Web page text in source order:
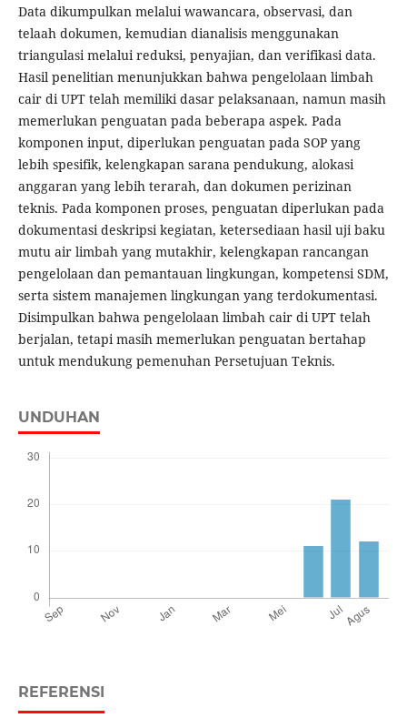
Data dikumpulkan melalui wawancara, observasi, dan
telaah dokumen, kemudian dianalisis menggunakan
triangulasi melalui reduksi, penyajian, dan verifikasi data.
Hasil penelitian menunjukkan bahwa pengelolaan limbah
cair di UPT telah memiliki dasar pelaksanaan, namun masih
memerlukan penguatan pada beberapa aspek. Pada
komponen input, diperlukan penguatan pada SOP yang
lebih spesifik, kelengkapan sarana pendukung, alokasi
anggaran yang lebih terarah, dan dokumen perizinan
teknis. Pada komponen proses, penguatan diperlukan pada
dokumentasi deskripsi kegiatan, ketersediaan hasil uji baku
mutu air limbah yang mutakhir, kelengkapan rancangan
pengelolaan dan pemantauan lingkungan, kompetensi SDM,
serta sistem manajemen lingkungan yang terdokumentasi.
Disimpulkan bahwa pengelolaan limbah cair di UPT telah
berjalan, tetapi masih memerlukan penguatan bertahap
untuk mendukung pemenuhan Persetujuan Teknis.
UNDUHAN
REFERENSI